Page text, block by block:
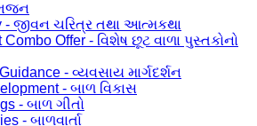
- જીવન ચરિત્ર તથા આત્મકથા
Combo Offer - વિશેષ છૂટ વાળા પુસ્તકોનો
- વ્યવસાય માર્ગદર્શન
- બાળ વિકાસ
- બાળ ગીતો
- બાળવાર્તા